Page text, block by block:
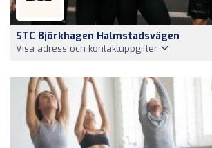
STC Björkhagen Halmstadsvägen
Visa adress och kontaktuppgifter